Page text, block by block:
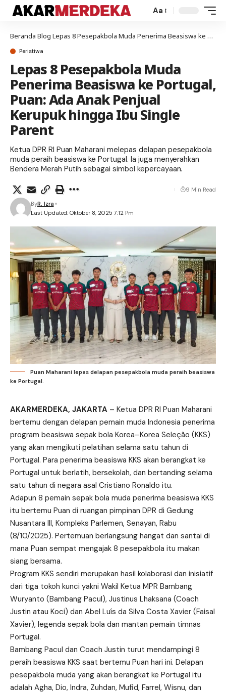
Aa
Beranda Blog Lepas 8 Pesepakbola Muda Penerima Beasiswa ke Portugal, Puan: Ada Anak Penjual Kerupuk hingga Ibu Single Parent
Peristiwa
Lepas 8 Pesepakbola Muda
Penerima Beasiswa ke Portugal,
Puan: Ada Anak Penjual
Kerupuk hingga Ibu Single
Parent
Ketua DPR RI Puan Maharani melepas delapan pesepakbola
muda peraih beasiswa ke Portugal. Ia juga menyerahkan
Bendera Merah Putih sebagai simbol kepercayaan.
Last Updated: Oktober 8, 2025 7:12 Pm
ByR. Izra
9 Min Read
Puan Maharani lepas delapan pesepakbola muda peraih beasiswa
ke Portugal.
AKARMERDEKA, JAKARTA – Ketua DPR RI Puan Maharani
bertemu dengan delapan pemain muda Indonesia penerima
program beasiswa sepak bola Korea–Korea Seleção (KKS)
yang akan mengikuti pelatihan selama satu tahun di
Portugal. Para penerima beasiswa KKS akan berangkat ke
Portugal untuk berlatih, bersekolah, dan bertanding selama
satu tahun di negara asal Cristiano Ronaldo itu.
Adapun 8 pemain sepak bola muda penerima beasiswa KKS
itu bertemu Puan di ruangan pimpinan DPR di Gedung
Nusantara III, Kompleks Parlemen, Senayan, Rabu
(8/10/2025). Pertemuan berlangsung hangat dan santai di
mana Puan sempat mengajak 8 pesepakbola itu makan
siang bersama.
Program KKS sendiri merupakan hasil kolaborasi dan inisiatif
dari tiga tokoh kunci yakni Wakil Ketua MPR Bambang
Wuryanto (Bambang Pacul), Justinus Lhaksana (Coach
Justin atau Koci) dan Abel Luís da Silva Costa Xavier (Faisal
Xavier), legenda sepak bola dan mantan pemain timnas
Portugal.
Bambang Pacul dan Coach Justin turut mendampingi 8
peraih beasiswa KKS saat bertemu Puan hari ini. Delapan
pesepakbola muda yang akan berangkat ke Portugal itu
adalah Agha, Dio, Indra, Zuhdan, Mufid, Farrel, Wisnu, dan